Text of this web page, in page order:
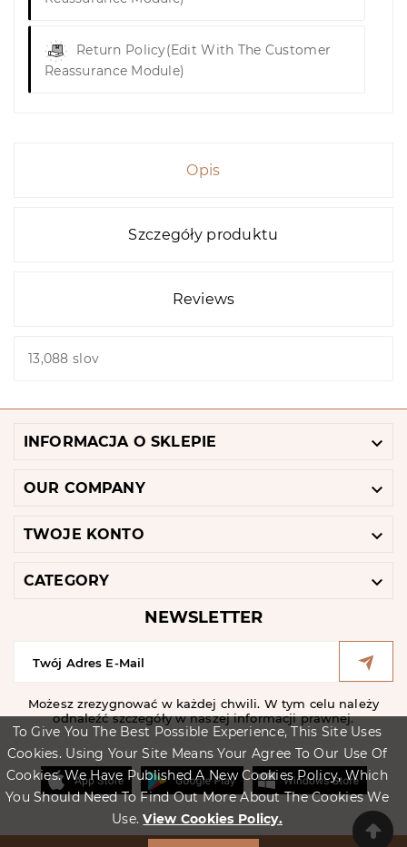
To Give You The Best Possible Experience, This Site Uses
Cookies. Using Your Site Means Your Agree To Our Use Of
Cookies. We Have Published A New Cookies Policy, Which
You Should Need To Find Out More About The Cookies We
Use.View Cookies Policy.
Return Policy(edit With The Customer
Reassurance Module)
Opis
Szczegóły produktu
Reviews
13,088 slov
INFORMACJA O SKLEPIE 
OUR COMPANY 
TWOJE KONTO 
CATEGORY 
NEWSLETTER
Możesz zrezygnować w każdej chwili. W tym celu należy
odnaleźć szczegóły w naszej informacji prawnej.